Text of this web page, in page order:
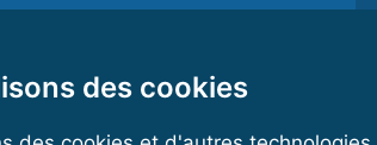
des cookies
: contact@ffforce.fr